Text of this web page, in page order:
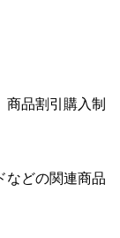
商品割引購入制
などの関連商品